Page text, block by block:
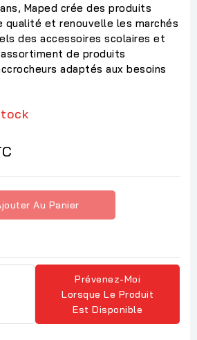
Maped crée des produits
qualité et renouvelle les marchés
des accessoires scolaires et
de produits
adaptés aux besoins
Au Panier
Prévenez-Moi
Lorsque Le Produit
Est Disponible